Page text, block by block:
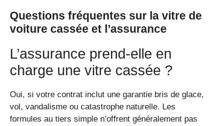
Questions fréquentes sur la vitre de
voiture cassée et l’assurance
L’assurance prend-elle en
charge une vitre cassée ?
Oui, si votre contrat inclut une garantie bris de glace,
vol, vandalisme ou catastrophe naturelle. Les
formules au tiers simple n’offrent généralement pas